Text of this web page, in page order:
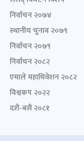
निर्वाचन २०७४
स्थानीय चुनाव २०७९
निर्वाचन २०७९
निर्वाचन २०८२
एमाले महाधिवेशन २०८२
विश्वकप २०२२
दशैं-बसैं २०८१